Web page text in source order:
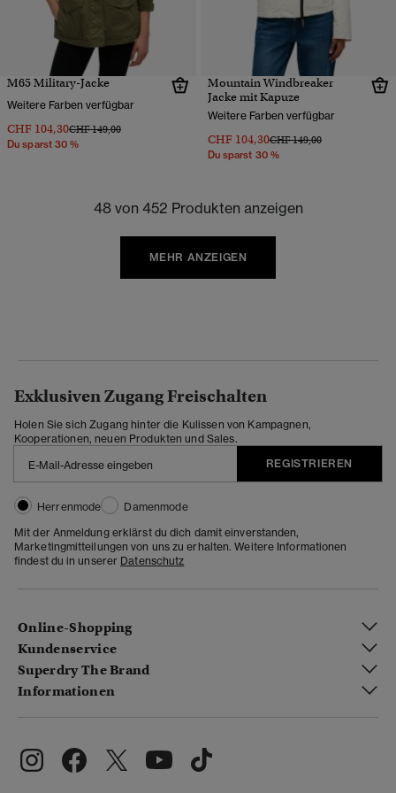
M65 Military-Jacke
Weitere Farben verfügbar
CHF 104,30Preis wurde reduziert von
CHF 149,00bis
Du sparst 30 %
Mountain Windbreaker
Jacke mit Kapuze
Weitere Farben verfügbar
CHF 104,30Preis wurde reduziert von
CHF 149,00bis
Du sparst 30 %
48 von 452 Produkten anzeigen
MEHR ANZEIGEN
Exklusiven Zugang Freischalten
Holen Sie sich Zugang hinter die Kulissen von Kampagnen,
Kooperationen, neuen Produkten und Sales.
REGISTRIEREN
Herrenmode
Damenmode
Mit der Anmeldung erklärst du dich damit einverstanden,
Marketingmitteilungen von uns zu erhalten. Weitere Informationen
findest du in unserer Datenschutz
Online-Shopping
Kundenservice
Superdry The Brand
Informationen